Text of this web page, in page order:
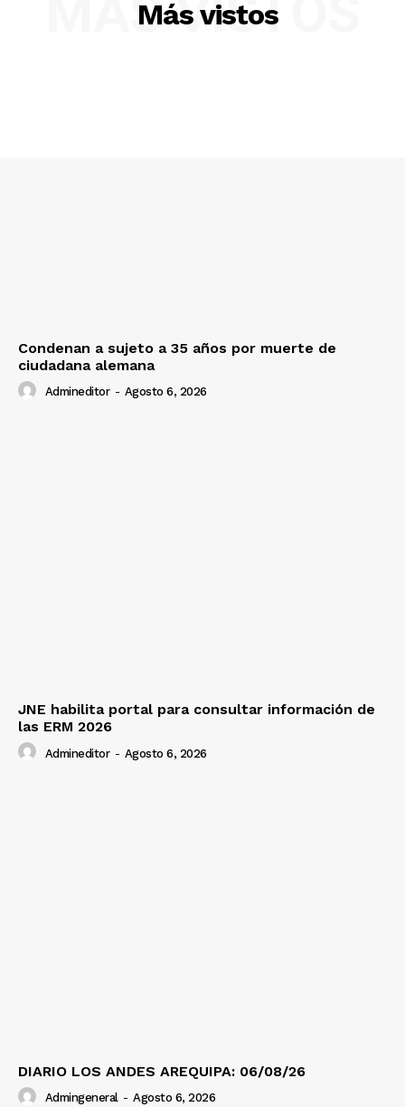
Más vistos
MÁS VISTOS
Condenan a sujeto a 35 años por muerte de
ciudadana alemana
Admineditor - Agosto 6, 2026
JNE habilita portal para consultar información de
las ERM 2026
Admineditor - Agosto 6, 2026
DIARIO LOS ANDES AREQUIPA: 06/08/26
Admingeneral - Agosto 6, 2026